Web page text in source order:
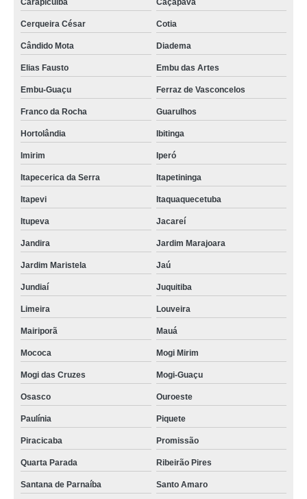
Carapicuíba Caçapava
Cerqueira César Cotia
Cândido Mota Diadema
Elias Fausto Embu das Artes
Embu-Guaçu Ferraz de Vasconcelos
Franco da Rocha Guarulhos
Hortolândia Ibitinga
Imirim Iperó
Itapecerica da Serra Itapetininga
Itapevi Itaquaquecetuba
Itupeva Jacareí
Jandira Jardim Marajoara
Jardim Maristela Jaú
Jundiaí Juquitiba
Limeira Louveira
Mairiporã Mauá
Mococa Mogi Mirim
Mogi das Cruzes Mogi-Guaçu
Osasco Ouroeste
Paulínia Piquete
Piracicaba Promissão
Quarta Parada Ribeirão Pires
Santana de Parnaíba Santo Amaro